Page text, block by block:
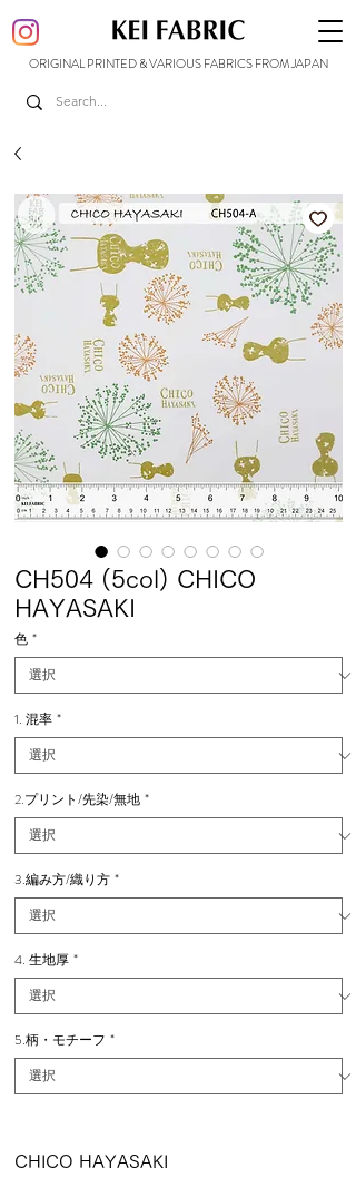
ORIGINAL PRINTED & VARIOUS FABRICS FROM JAPAN
CH504 (5col) CHICO
HAYASAKI
色 *
1. 混率 *
2.プリント/先染/無地 *
3.編み方/織り方 *
4. 生地厚 *
5.柄・モチーフ *
CHICO HAYASAKI